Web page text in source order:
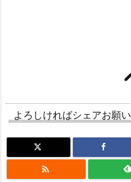
よろしければシェアお願
